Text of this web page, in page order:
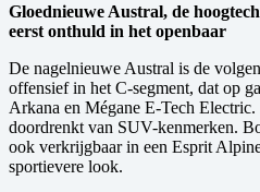
Gloednieuwe Austral, de
eerst onthuld in het openbaar
De nagelnieuwe Austral is de
offensief in het C-segment, dat op
Arkana en Mégane E-Tech
doordrenkt van SUV-kenmerken.
ook verkrijgbaar in een Esprit
sportievere look.